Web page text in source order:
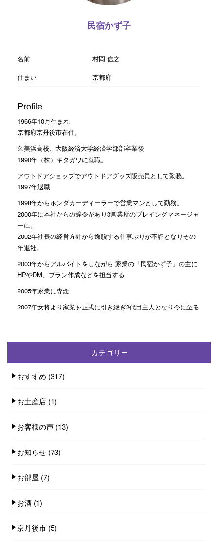
民宿かず子
名前
村岡 信之
住まい
京都府
Profile
1966年10月生まれ
京都府京丹後市在住。
久美浜高校、大阪経済大学経済学部部卒業後
1990年（株）キタガワに就職。
アウトドアショップでアウトドアグッズ販売員として勤務。
1997年退職
1998年からホンダカーディーラーで営業マンとして勤務。
2000年に本社からの辞令があり3営業所のプレイングマネージャ
ーに。
2002年社長の経営方針から逸脱する仕事ぶりが不評となりその
年退社。
2003年からアルバイトをしながら 家業の「民宿かず子」の主に
HPやDM、プラン作成などを担当する
2005年家業に専念
2007年女将より家業を正式に引き継ぎ2代目主人となり今に至る
カテゴリー
おすすめ (317)
お土産店 (1)
お客様の声 (13)
お知らせ (73)
お部屋 (7)
お酒 (1)
京丹後市 (5)